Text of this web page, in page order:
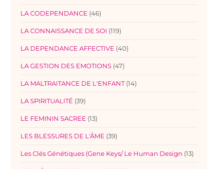
LA CODEPENDANCE (46)
LA CONNAISSANCE DE SOI (119)
LA DEPENDANCE AFFECTIVE (40)
LA GESTION DES EMOTIONS (47)
LA MALTRAITANCE DE L'ENFANT (14)
LA SPIRITUALITÉ (39)
LE FEMININ SACREE (13)
LES BLESSURES DE L'ÂME (39)
Les Clés Génétiques (Gene Keys/ Le Human Design (13)